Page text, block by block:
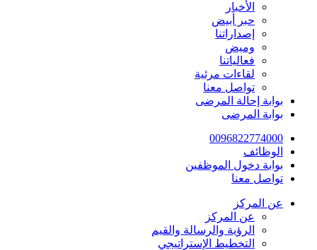
الأخبار
حبر أبيض
إصداراتنا
وميض
فعالياتنا
لقاءات مرئية
تواصل معنا
بوابة إحالة المرضى
بوابة المرضى
0096822774000
الوظائف
بوابة دخول الموظفين
تواصل معنا
عن المركز
عن المركز
الرؤية والرسالة والقيم
التخطيط الإستراتيجي